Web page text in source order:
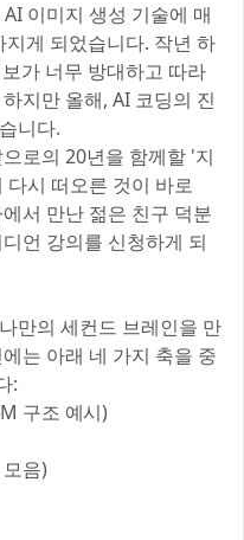
이미지 생성 기술에 매
게 되었습니다. 작년 하
가 너무 방대하고 따라
지만 올해, AI 코딩의 진
니다.
로의 20년을 함께할 '지
시 떠오른 것이 바로
서 만난 젊은 친구 덕분
언 강의를 신청하게 되
만의 세컨드 브레인을 만
는 아래 네 가지 축을 중
:
구조 예시)
음)